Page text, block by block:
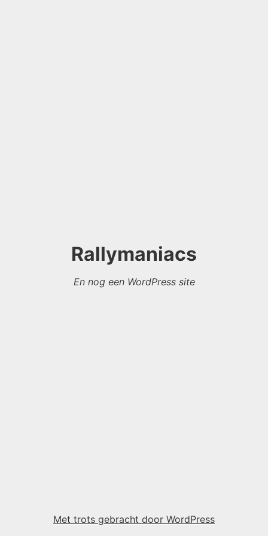
Rallymaniacs
En nog een WordPress site
Met trots gebracht door WordPress